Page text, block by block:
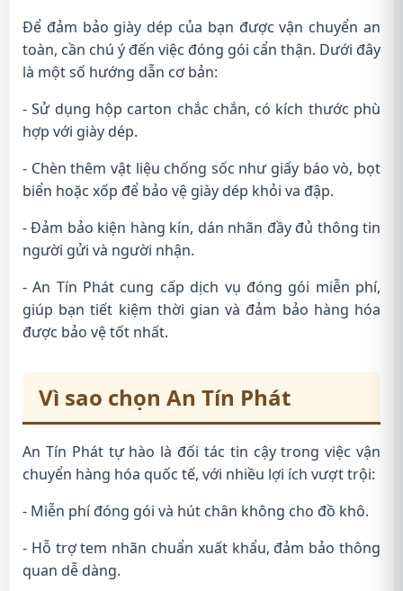
Để đảm bảo giày dép của bạn được vận chuyển an
toàn, cần chú ý đến việc đóng gói cẩn thận. Dưới đây
là một số hướng dẫn cơ bản:
- Sử dụng hộp carton chắc chắn, có kích thước phù
hợp với giày dép.
- Chèn thêm vật liệu chống sốc như giấy báo vò, bọt
biển hoặc xốp để bảo vệ giày dép khỏi va đập.
- Đảm bảo kiện hàng kín, dán nhãn đầy đủ thông tin
người gửi và người nhận.
- An Tín Phát cung cấp dịch vụ đóng gói miễn phí,
giúp bạn tiết kiệm thời gian và đảm bảo hàng hóa
được bảo vệ tốt nhất.
Vì sao chọn An Tín Phát
An Tín Phát tự hào là đối tác tin cậy trong việc vận
chuyển hàng hóa quốc tế, với nhiều lợi ích vượt trội:
- Miễn phí đóng gói và hút chân không cho đồ khô.
- Hỗ trợ tem nhãn chuẩn xuất khẩu, đảm bảo thông
quan dễ dàng.